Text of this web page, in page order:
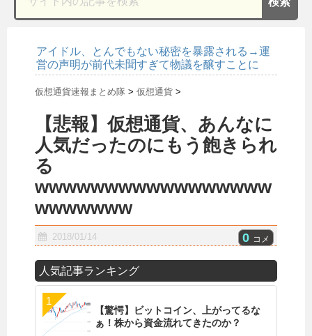
アイドル、とんでもない秘密を暴露される→運
営の声明が前代未聞すぎて物議を醸すことに
仮想通貨速報まとめ隊 > 仮想通貨 >
【悲報】仮想通貨、あんなに
人気だったのにもう飽きられ
る
wwwwwwwwwwwwwwwww
wwwwwww
2018/01/14 0 コメ
人気記事ランキング
【驚愕】ビットコイン、上がってるな
ぁ！株から資金流れてきたのか？